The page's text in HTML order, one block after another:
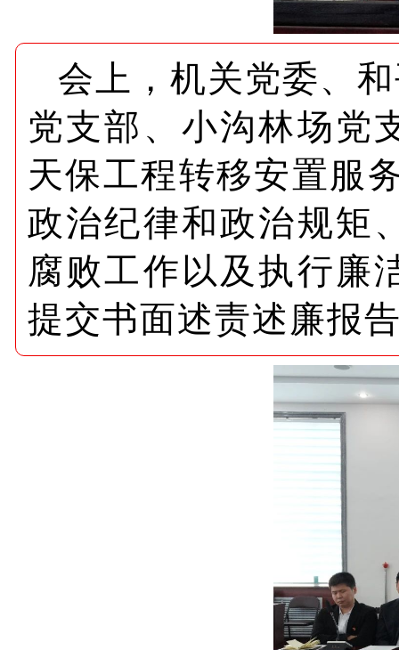
会上，机关党委、
党支部、小沟林场党
天保工程转移安置服
政治纪律和政治规矩
腐败工作以及执行廉
提交书面述责述廉报